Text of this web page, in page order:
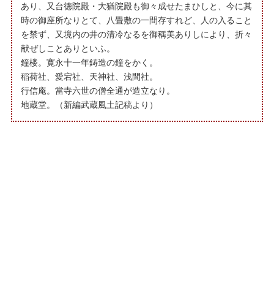
あり、又台徳院殿・大猶院殿も御々成せたまひしと、今に其
時の御座所なりとて、八畳敷の一間存すれど、人の入ること
を禁ず、又境内の井の清冷なるを御稱美ありしにより、折々
献ぜしことありといふ。
鐘楼。寛永十一年鋳造の鐘をかく。
稲荷社、愛宕社、天神社、浅間社。
行信庵。當寺六世の僧全通が造立なり。
地蔵堂。（新編武蔵風土記稿より）